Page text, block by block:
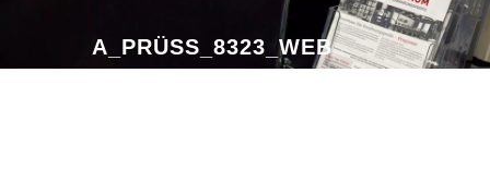
A_PRÜSS_8323_WEB